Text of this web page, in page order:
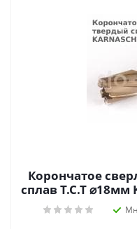
Корончатое